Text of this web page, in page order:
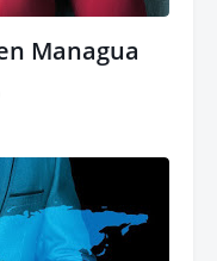
Managua